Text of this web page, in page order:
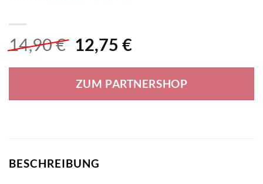
14,90€ Ursprünglicher
war:
14,90 €
12,75 €Aktueller
ist:
12,75 €.
ZUM PARTNERSHOP
BESCHREIBUNG